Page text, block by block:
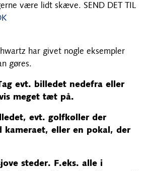
være lidt skæve. SEND DET TIL
har givet nogle eksempler
gøres.
evt. billedet nedefra eller
meget tæt på.
evt. golfkøller der
kameraet, eller en pokal, der
steder. F.eks. alle i